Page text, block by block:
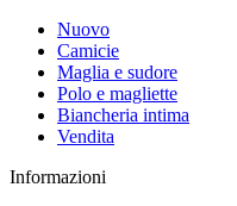
Nuovo
Camicie
Maglia e sudore
Polo e magliette
Biancheria intima
Vendita
Informazioni